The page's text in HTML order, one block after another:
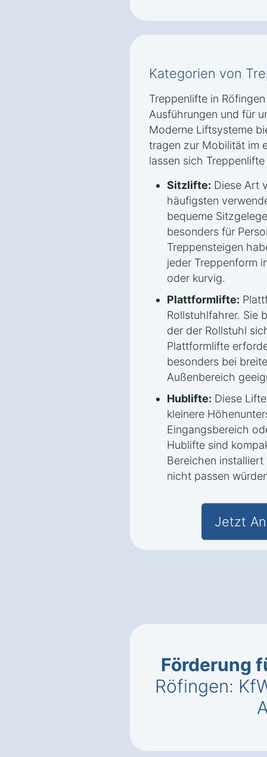
Kategorien von
Treppenlifte in
Ausführungen und für
Moderne Liftsysteme
tragen zur Mobilität im
lassen sich
Sitzlifte: Diese Art
häufigsten
bequeme
besonders für
Treppensteigen
jeder Treppenform
oder kurvig.
Plattformlifte:
Rollstuhlfahrer. Sie
der der Rollstuhl
Plattformlifte
besonders bei
Außenbereich
Hublifte: Diese
kleinere
Eingangsbereich
Hublifte sind
Bereichen
nicht passen
Jetzt
Förderung
Röfingen: